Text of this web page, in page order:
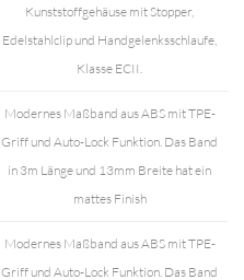
Kunststoffgehäuse mit Stopper,
Edelstahlclip und Handgelenksschlaufe,
Klasse ECII.
Modernes Maßband aus ABS mit TPE-
Griff und Auto-Lock Funktion. Das Band
in 3m Länge und 13mm Breite hat ein
mattes Finish
Modernes Maßband aus ABS mit TPE-
Griff und Auto-Lock Funktion. Das Band